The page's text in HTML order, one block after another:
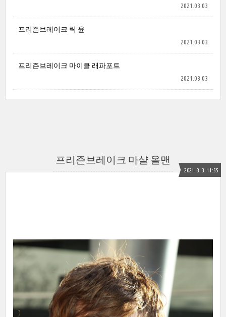
2021.03.03
프리즌브레이크 릭 윤
2021.03.03
프리즌브레이크 마이클 래파포트
2021.03.03
프리즌브레이크 마샬 올맨
2021. 3. 3. 11:55